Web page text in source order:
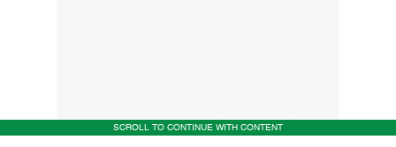
SCROLL TO CONTINUE WITH CONTENT